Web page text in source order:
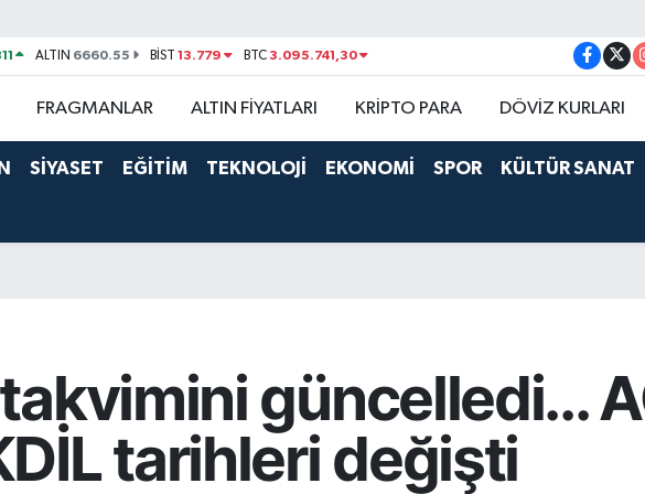
ALTIN 6660.55 BİST13.779 BTC3.095.741,30
FRAGMANLAR ALTIN FİYATLARI KRİPTO PARA DÖVİZ KURLARI
SİYASET EĞİTİM TEKNOLOJİ EKONOMİ SPOR KÜLTÜR SANAT
güncelledi...
tarihleri değişti